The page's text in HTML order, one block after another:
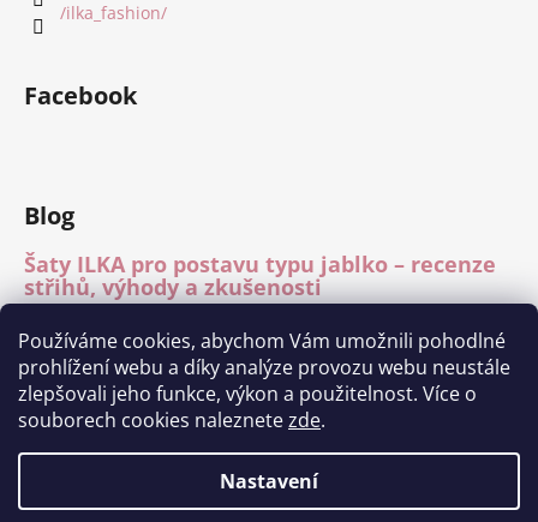
Používáme cookies, abychom Vám umožnili pohodlné
prohlížení webu a díky analýze provozu webu neustále
zlepšovali jeho funkce, výkon a použitelnost. Více o
souborech cookies naleznetezde.
Nastavení
/ilka_fashion/
Facebook
Blog
Šaty ILKA pro postavu typu jablko – recenze
střihů, výhody a zkušenosti
Mléčné hedvábí – recenze materiálu
15.7.2026
Módní přehlídka Charita Tábor 11.6.2026
1.7.2026